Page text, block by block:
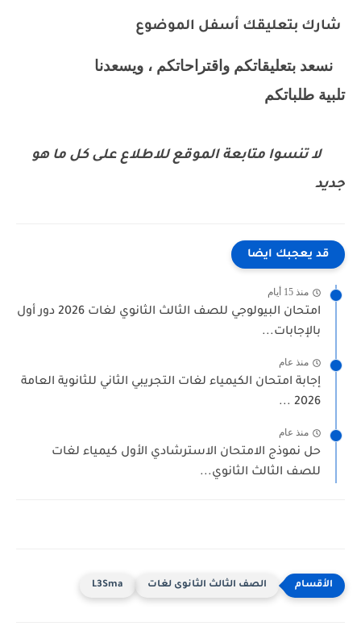
شارك بتعليقك أسفل الموضوع
نسعد بتعليقاتكم واقتراحاتكم ، ويسعدنا
تلبية طلباتكم
لا تنسوا متابعة الموقع للاطلاع على كل ما هو
جديد
قد يعجبك ايضا
منذ 15 أيام
امتحان البيولوجي للصف الثالث الثانوي لغات 2026 دور أول
بالإجابات...
منذ عام
إجابة امتحان الكيمياء لغات التجريبي الثاني للثانوية العامة
2026 ...
منذ عام
حل نموذج الامتحان الاسترشادي الأول كيمياء لغات
للصف الثالث الثانوي...
الصف الثالث الثانوى لغات L3Sma